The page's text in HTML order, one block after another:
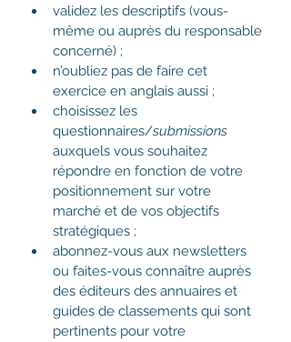
validez les descriptifs (vous-
même ou auprès du responsable
concerné) ;
n’oubliez pas de faire cet
exercice en anglais aussi ;
choisissez les
questionnaires/submissions
auxquels vous souhaitez
répondre en fonction de votre
positionnement sur votre
marché et de vos objectifs
stratégiques ;
abonnez-vous aux newsletters
ou faites-vous connaître auprès
des éditeurs des annuaires et
guides de classements qui sont
pertinents pour votre